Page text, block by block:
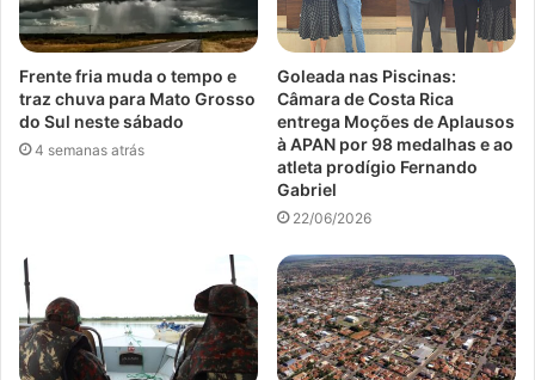
Frente fria muda o tempo e
traz chuva para Mato Grosso
do Sul neste sábado
4 semanas atrás
Goleada nas Piscinas:
Câmara de Costa Rica
entrega Moções de Aplausos
à APAN por 98 medalhas e ao
atleta prodígio Fernando
Gabriel
22/06/2026